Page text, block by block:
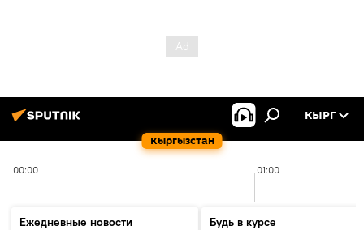
Кыргызстан
КЫРГ
00:00 01:00
Ежедневные новости
Будь в курсе